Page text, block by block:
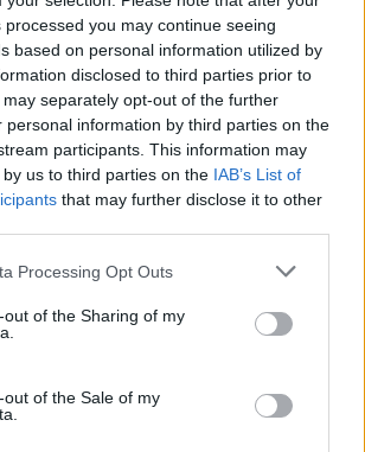
you may continue seeing
based on personal information utilized by
disclosed to third parties prior to
separately opt-out of the further
personal information by third parties on the
participants. This information may
us to third parties on the IAB’s List of
that may further disclose it to other
Processing Opt Outs
out of the Sharing of my
out of the Sale of my
śmierci (czasem śmierci
jest zima) oraz
o czym świadczą
po sobie pory roku. Podmiot
się akceptować taki stan
można rozpatrywać jego
w kategoriach
jak i pesymistycznych.
młodego Wertera –